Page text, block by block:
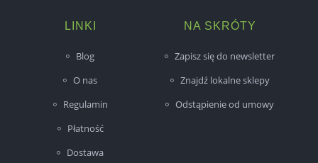
LINKI
Blog
O nas
Regulamin
Płatność
Dostawa
NA SKRÓTY
Zapisz się do newsletter
Znajdź lokalne sklepy
Odstąpienie od umowy